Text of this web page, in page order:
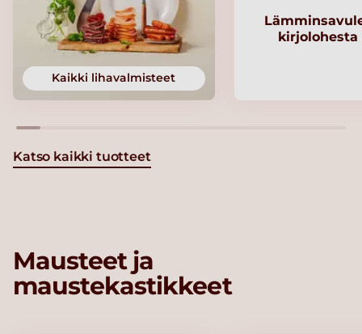
Kaikki lihavalmisteet
kirjolohesta
Katso kaikki tuotteet
Mausteet ja
maustekastikkeet